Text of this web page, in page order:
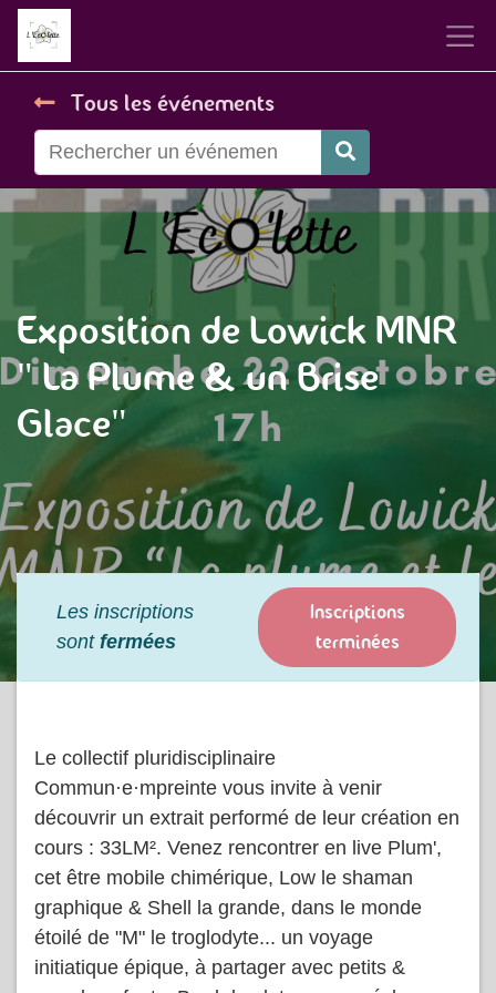
Tous les événements
Exposition de Lowick MNR
" La Plume & un Brise
Glace"
Les inscriptions
sont fermées
Inscriptions
terminées
Le collectif pluridisciplinaire
Commun·e·mpreinte vous invite à venir
découvrir un extrait performé de leur création en
cours : 33LM². Venez rencontrer en live Plum',
cet être mobile chimérique, Low le shaman
graphique & Shell la grande, dans le monde
étoilé de "M" le troglodyte... un voyage
initiatique épique, à partager avec petits &